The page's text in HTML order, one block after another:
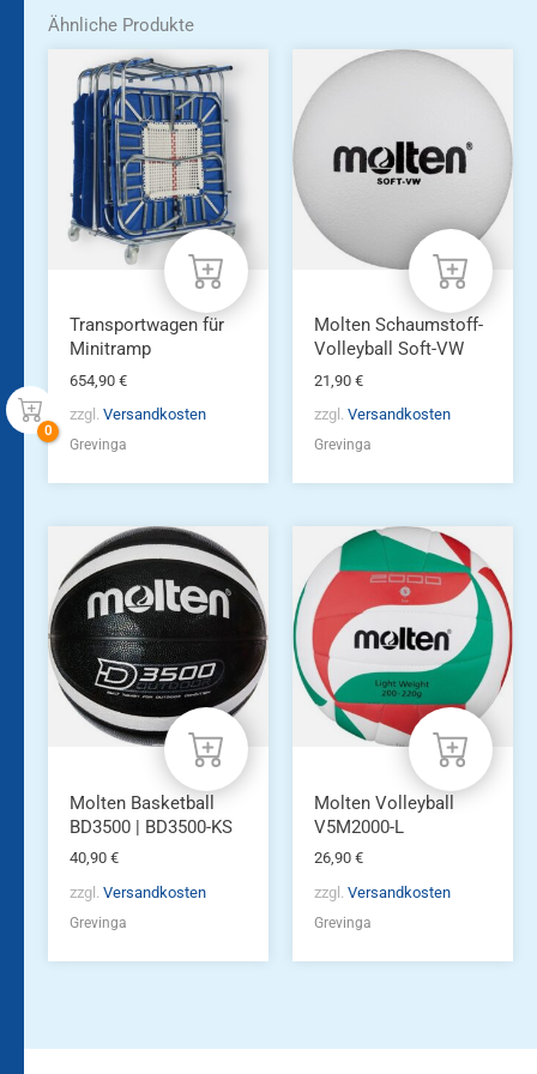
Ähnliche Produkte
Transportwagen für
Minitramp
654,90 €
zzgl. Versandkosten
Grevinga
Molten Schaumstoff-
Volleyball Soft-VW
21,90 €
zzgl. Versandkosten
Grevinga
Molten Basketball
BD3500 | BD3500-KS
40,90 €
zzgl. Versandkosten
Grevinga
Molten Volleyball
V5M2000-L
26,90 €
zzgl. Versandkosten
Grevinga